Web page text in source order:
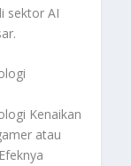
sektor AI
Kenaikan
atau